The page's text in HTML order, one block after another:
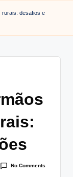
rurais: desafios e
No Comments